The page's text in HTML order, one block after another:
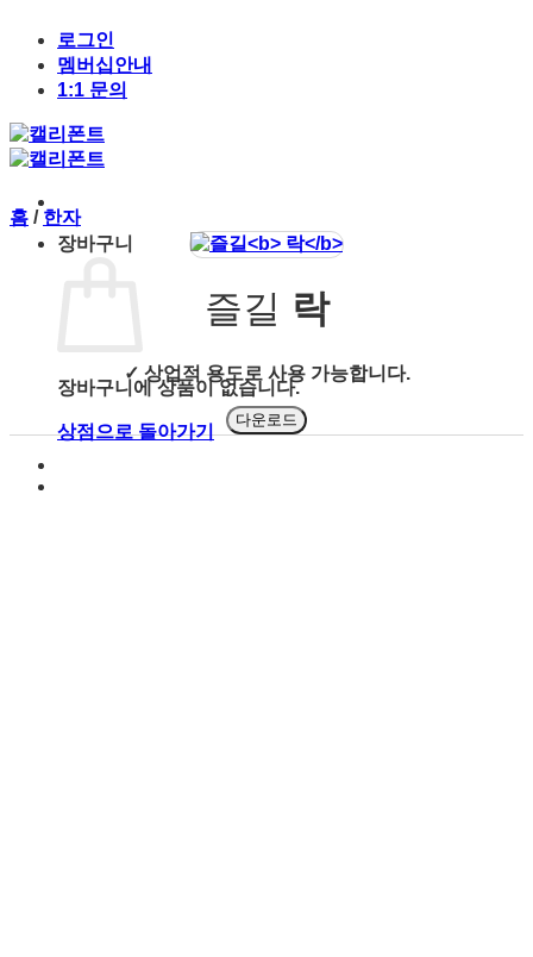
content
로그인
멤버십안내
1:1 문의
장바구니
장바구니에 상품이 없습니다.
상점으로 돌아가기
홈 / 한자
즐길 락
✓ 상업적 용도로 사용 가능합니다.
다운로드